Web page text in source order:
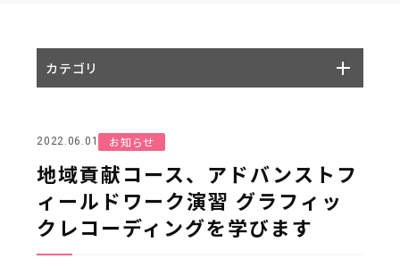
2022.06.01 お知らせ
地域貢献コース、アドバンストフ
ィールドワーク演習 グラフィッ
クレコーディングを学びます
カテゴリ